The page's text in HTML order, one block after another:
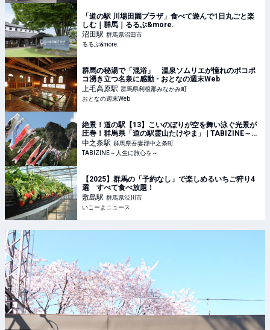
「道の駅 川場田園プラザ」食べて遊んで1日丸ごと楽
しむ｜群馬｜るるぶ&more.
沼田駅 群馬県沼田市
るるぶ&more.
群馬の秘湯で「混浴」 温泉ソムリエが憧れのポコポ
コ湧き立つ名泉に感動 - おとなの週末Web
上毛高原駅 群馬県利根郡みなかみ町
おとなの週末Web
絶景！道の駅【13】こいのぼりが空を舞い泳ぐ光景が
圧巻！群馬県「道の駅霊山たけやま」 | TABIZINE～人
生に旅心を～
中之条駅 群馬県吾妻郡中之条町
TABIZINE～人生に旅心を～
【2025】群馬の「予約なし」で楽しめるいちご狩り4
選 すべて食べ放題！
敷島駅 群馬県渋川市
いこーよニュース